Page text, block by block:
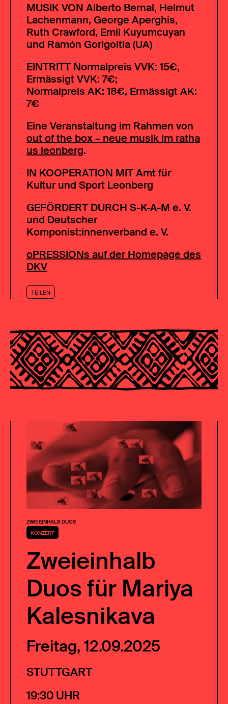
MUSIK VON Alberto Bernal, Helmut
Lachenmann, George Aperghis,
Ruth Crawford, Emil Kuyumcuyan
und Ramón Gorigoitia (UA)
EINTRITT Normalpreis VVK: 15€,
Ermässigt VVK: 7€;
Normalpreis AK: 18€, Ermässigt AK:
7€
Eine Veranstaltung im Rahmen von
out of the box – neue musik im ratha
us leonberg.
IN KOOPERATION MITAmt für
Kultur und Sport Leonberg
GEFÖRDERT DURCH S-K-A-M e. V.
und Deutscher
Komponist:innenverband e. V.
oPRESSIONs auf der Homepage des
DKV
TEILEN
ZWEIEINHALB DUOS
KONZERT
Zweieinhalb
Duos für Mariya
Kalesnikava
Freitag, 12.09.2025
STUTTGART
19:30 UHR